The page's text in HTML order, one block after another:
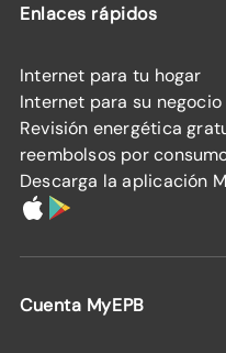
Enlaces rápidos
Internet para tu hogar
Internet para su negocio
Revisión energética
reembolsos por
Descarga la aplicación
Cuenta MyEPB